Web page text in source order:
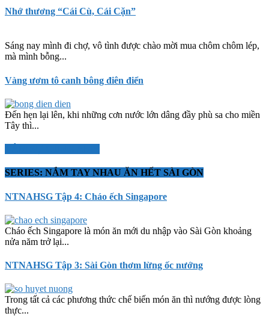
Nhớ thương “Cái Cù, Cái Cặn”
Sáng nay mình đi chợ, vô tình được chào mời mua chôm chôm lép,
mà mình bỗng...
Vàng ươm tô canh bông điên điển
Đến hẹn lại lên, khi những cơn nước lớn dâng đầy phù sa cho miền
Tây thì...
SERIES: NẮM TAY NHAU ĂN HẾT SÀI GÒN
NTNAHSG Tập 4: Cháo ếch Singapore
Cháo ếch Singapore là món ăn mới du nhập vào Sài Gòn khoảng
nửa năm trở lại...
NTNAHSG Tập 3: Sài Gòn thơm lừng ốc nướng
Trong tất cả các phương thức chế biến món ăn thì nướng được lòng
thực...